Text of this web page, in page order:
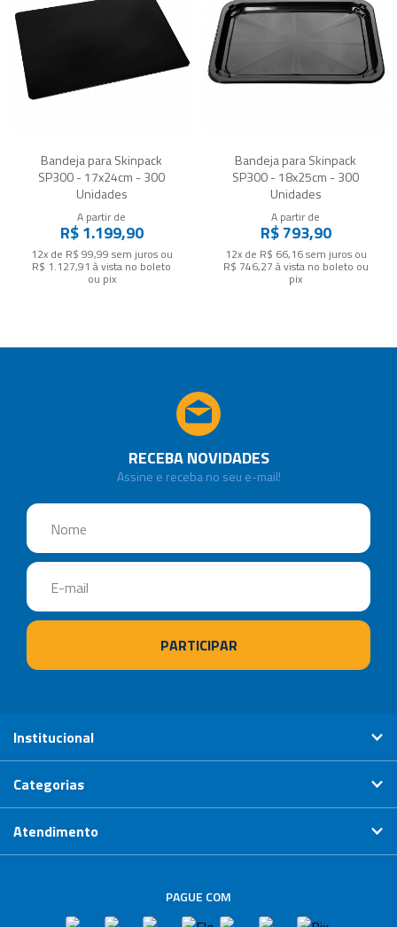
Bandeja para Skinpack
SP300 - 17x24cm - 300
Unidades
A partir de
R$ 1.199,90
12x de R$ 99,99 sem jurosou
R$ 1.127,91 à vista no boleto
ou pix
Bandeja para Skinpack
SP300 - 18x25cm - 300
Unidades
A partir de
R$ 793,90
12x de R$ 66,16sem jurosou
R$ 746,27 à vista no boleto ou
pix
RECEBA NOVIDADES
Assine e receba no seu e-mail!
Institucional
Categorias
Atendimento
PAGUE COM